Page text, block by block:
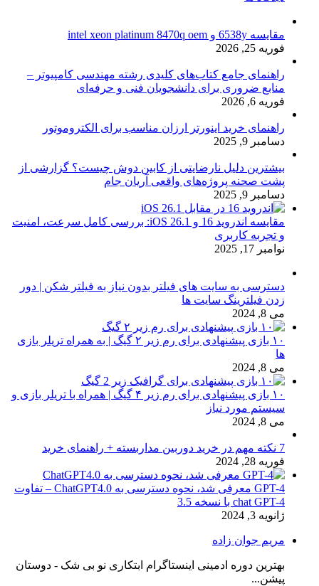
مقایسه 6538y و intel xeon platinum 8470q oem
فوریه 25, 2026
راهنمای جامع کتاب‌های کلیدی رشته مهندسی کامپیوتر –
منابع ضروری برای دانشجویان فنی و حرفه‌ای
فوریه 6, 2026
راهنمای خرید اینورتر ارزان مناسب برای الکتروموتور
دسامبر 9, 2025
بیشترین دلیل نارضایتی از کابین دوش چیست؟ گزارشی از
پشت صحنه پروژه‌های واقعی آریان جام
دسامبر 9, 2025
مقایسه اندروید 16 و iOS 26.1: بررسی کامل سرعت، امنیت
و تجربه کاربری
نوامبر 17, 2025
دسترسی به سایت های فیلتر بدون نیاز به فیلتر شکن | دور
زدن فیلترینگ سایت ها
می 8, 2024
۱۰ بازی پیشنهادی برای رم زیر ۲ گیگ | به همراه تریلر بازی
ها
می 8, 2024
۱۰ بازی پیشنهادی برای رم زیر ۴ گیگ | همراه با تریلر بازی و
سیستم مورد نیاز
می 8, 2024
7 نکته مهم در خرید دوربین مداربسته + راهنمای خرید
فوریه 28, 2024
GPT-4 معرفی شد، نحوه دسترسی به ChatGPT4.0 – تفاوت
chat GPT-4 با نسخه 3.5
ژانویه 3, 2024
مریم جوان زاده
بهترین دوره ادمینی اینستاگرام ابتکاری نو بی شک - دوستان
پیشن...